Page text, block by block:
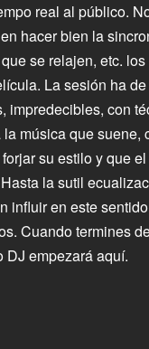
real al público.
hacer bien la
se relajen, etc.
La sesión ha
impredecibles, con
música que suene,
su estilo y que
la sutil
influir en este
Cuando termines
DJ empezará aquí.